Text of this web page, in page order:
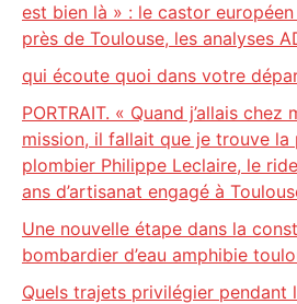
est bien là » : le castor
près de Toulouse, les analyses
qui écoute quoi dans votre
PORTRAIT. « Quand j’allais chez
mission, il fallait que je trouve la
plombier Philippe Leclaire, le
ans d’artisanat engagé à
Une nouvelle étape dans la
bombardier d’eau amphibie
Quels trajets privilégier pendant